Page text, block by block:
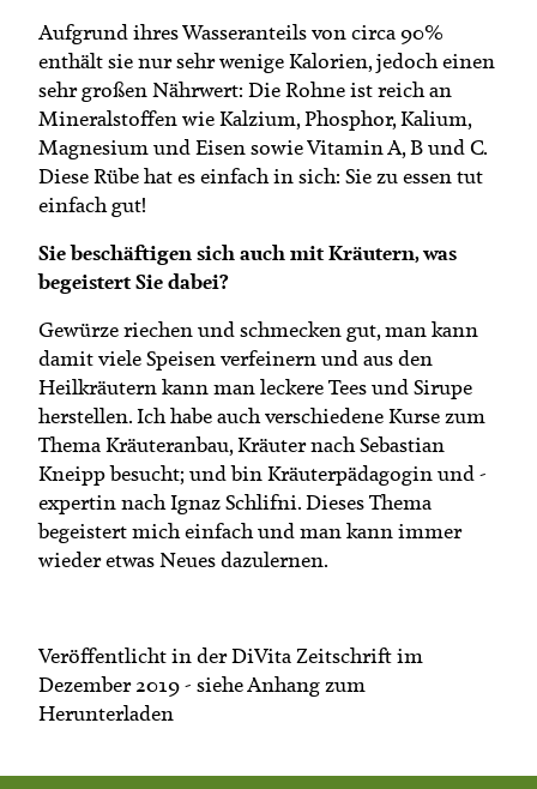
Aufgrund ihres Wasseranteils von circa 90%
enthält sie nur sehr wenige Kalorien, jedoch einen
sehr großen Nährwert: Die Rohne ist reich an
Mineralstoffen wie Kalzium, Phosphor, Kalium,
Magnesium und Eisen sowie Vitamin A, B und C.
Diese Rübe hat es einfach in sich: Sie zu essen tut
einfach gut!
Sie beschäftigen sich auch mit Kräutern, was
begeistert Sie dabei?
Gewürze riechen und schmecken gut, man kann
damit viele Speisen verfeinern und aus den
Heilkräutern kann man leckere Tees und Sirupe
herstellen. Ich habe auch verschiedene Kurse zum
Thema Kräuteranbau, Kräuter nach Sebastian
Kneipp besucht; und bin Kräuterpädagogin und -
expertin nach Ignaz Schlifni. Dieses Thema
begeistert mich einfach und man kann immer
wieder etwas Neues dazulernen.
Veröffentlicht in der DiVita Zeitschrift im
Dezember 2019 - siehe Anhang zum
Herunterladen